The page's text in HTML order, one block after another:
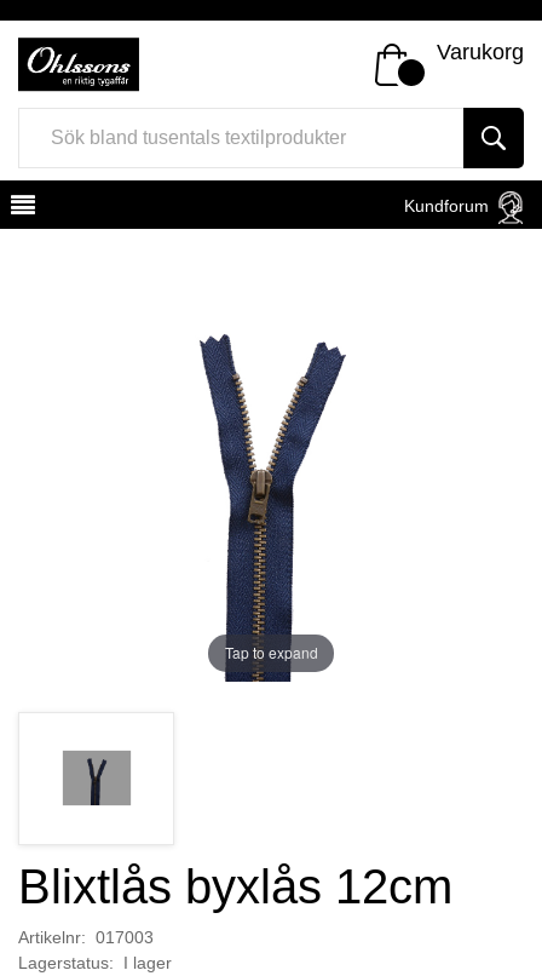
Varukorg
Kundforum
Tap to expand
Blixtlås byxlås 12cm
Artikelnr: 017003
Lagerstatus: I lager